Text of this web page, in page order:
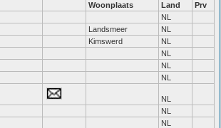
Woonplaats Land
Prv
NL
Landsmeer
NL
Kimswerd
NL
NL
NL
NL
NL
NL
NL